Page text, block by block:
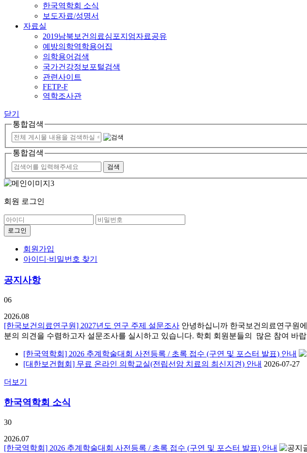
한국역학회 소식
보도자료/성명서
자료실
2019남북보건의료심포지엄자료공유
예방의학역학용어집
의학용어검색
국가건강정보포털검색
관련사이트
FETP-F
역학조사관
닫기
통합검색
통합검색
회원 로그인
회원가입
아이디·비밀번호 찾기
공지사항
06
2026.08
[한국보건의료연구원] 2027년도 연구 주제 설문조사 안녕하십니까 한국보건의료연구원
분의 의견을 수렴하고자 설문조사를 실시하고 있습니다. 학회 회원분들의 많은 참여
[한국역학회] 2026 추계학술대회 사전등록 / 초록 접수 (구연 및 포스터 발표) 안내
[대한보건협회] 무료 온라인 의학교실(전립선암 치료의 최신지견) 안내 2026-07-27
더보기
한국역학회 소식
30
2026.07
[한국역학회] 2026 추계학술대회 사전등록 / 초록 접수 (구연 및 포스터 발표) 안내